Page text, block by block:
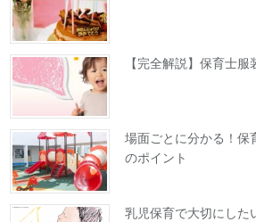
【完全解説】保育士服
場面ごとに分かる！保
のポイント
乳児保育で大切にした